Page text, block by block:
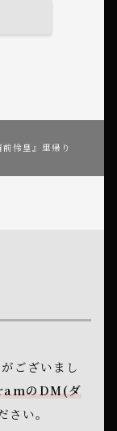
L
怜皇』里帰り
ございまし
のDM(ダ
さい。